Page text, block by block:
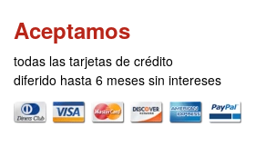
Aceptamos
todas las tarjetas de crédito
diferido hasta 6 meses sin intereses